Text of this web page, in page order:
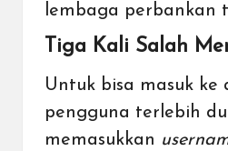
lembaga perbankan
Tiga Kali Salah
Untuk bisa masuk ke
pengguna terlebih
memasukkan